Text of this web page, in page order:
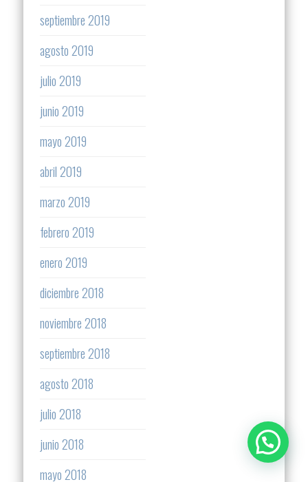
septiembre 2019
agosto 2019
julio 2019
junio 2019
mayo 2019
abril 2019
marzo 2019
febrero 2019
enero 2019
diciembre 2018
noviembre 2018
septiembre 2018
agosto 2018
julio 2018
junio 2018
mayo 2018